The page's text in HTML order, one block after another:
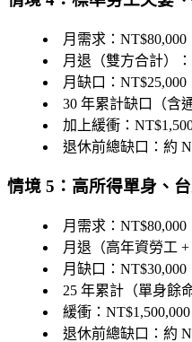
月需求：NT$80,000
月退（雙方合計）
月缺口：NT$25,000
30 年累計缺口（含
加上緩衝：
退休前總缺口：約
情境 5：高所得單身、
月需求：NT$80,000
月退（高年資勞工
月缺口：NT$30,000
25 年累計（單身餘
緩衝：NT$1,500,000
退休前總缺口：約